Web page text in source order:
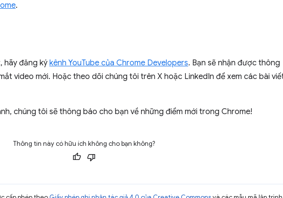
.
hãy đăng ký kênh YouTube của Chrome Developers. Bạn sẽ nhận được thông
video mới. Hoặc theo dõi chúng tôi trên X hoặc LinkedIn để xem các bài
chúng tôi sẽ thông báo cho bạn về những điểm mới trong Chrome!
Thông tin này có hữu ích không cho bạn không?